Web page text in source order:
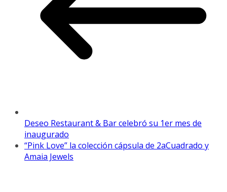
Deseo Restaurant & Bar celebró su 1er mes de
inaugurado
“Pink Love” la colección cápsula de 2aCuadrado y
Amaia Jewels